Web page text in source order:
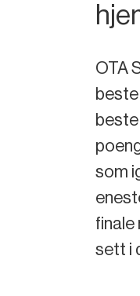
OTA
som
finale
sett i